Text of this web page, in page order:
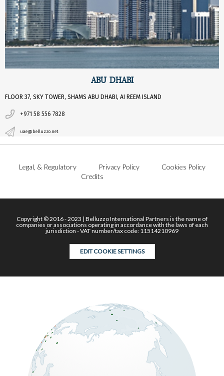
ABU DHABI
FLOOR 37, SKY TOWER, SHAMS ABU DHABI, AI REEM ISLAND
+971 58 556 7828
uae@belluzzo.net
Legal, & Regulatory Privacy Policy
Cookies Policy
Credits
Copyright © 2016 - 2023 | Belluzzo International Partners is the name of
companies or associations operating in accordance with the laws of each
jurisdiction - VAT number/tax code: 11514210969
EDIT COOKIE SETTINGS